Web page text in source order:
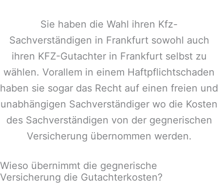
Sie haben die Wahl ihren Kfz-
Sachverständigen in Frankfurtsowohl auch
ihren KFZ-Gutachter in Frankfurtselbst zu
wählen. Vorallem in einem Haftpflichtschaden
haben sie sogar das Recht auf einen freien und
unabhängigen Sachverständiger wo die Kosten
des Sachverständigen von der gegnerischen
Versicherung übernommen werden.
Wieso übernimmt die gegnerische
Versicherung die Gutachterkosten?